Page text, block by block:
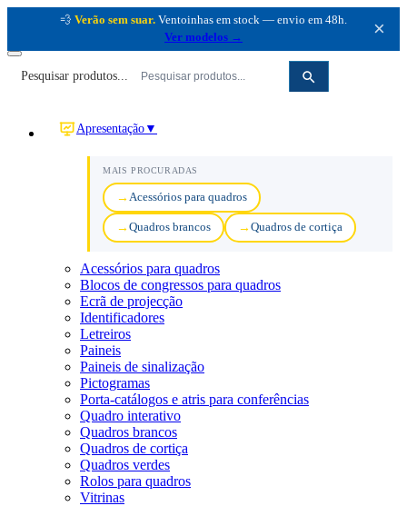
💨 Verão sem suar. Ventoinhas em stock — envio em 48h.
Ver modelos →
×
Pesquisar produtos...
Apresentação ▼
MAIS PROCURADAS
Acessórios para quadros
Quadros brancos Quadros de cortiça
Acessórios para quadros
Blocos de congressos para quadros
Ecrã de projecção
Identificadores
Letreiros
Paineis
Paineis de sinalização
Pictogramas
Porta-catálogos e atris para conferências
Quadro interativo
Quadros brancos
Quadros de cortiça
Quadros verdes
Rolos para quadros
Vitrinas